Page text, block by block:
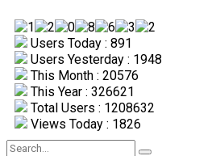
Users Today : 891
Users Yesterday : 1948
This Month : 20576
This Year : 326621
Total Users : 1208632
Views Today : 1826